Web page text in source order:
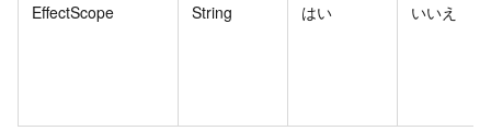
EffectScope String はい いいえ